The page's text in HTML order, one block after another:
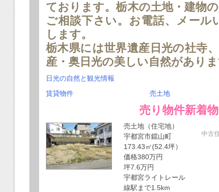
ております。栃木の土地・建物
ご相談下さい。お電話、メー
します。
栃木県には世界遺産日光の社寺
産・奥日光の美しい自然があり
日光の自然と観光情報
賃貸物件
売土地
売り物件新着
売土地（住宅地）
宇都宮市鐺山町
173.43㎡(52.4坪）
価格380万円
坪7.6万円
宇都宮ライトレール
線駅まで1.5km
中古